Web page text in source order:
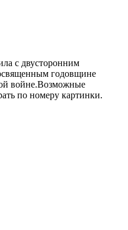
с двусторонним
годовщине
войне.Возможные
по номеру картинки.